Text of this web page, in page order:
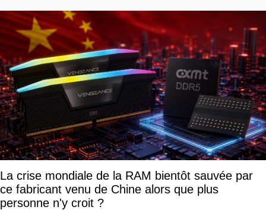
La crise mondiale de la RAM bientôt sauvée par
ce fabricant venu de Chine alors que plus
personne n'y croit ?